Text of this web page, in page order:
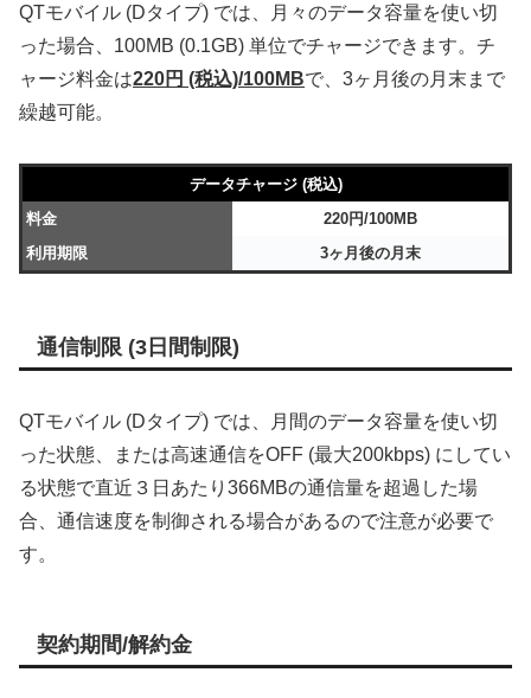
QTモバイル (Dタイプ) では、月々のデータ容量を使い切
った場合、100MB (0.1GB) 単位でチャージできます。チ
ャージ料金は220円 (税込)/100MBで、3ヶ月後の月末まで
繰越可能。
データチャージ (税込)
料金
220円/100MB
利用期限
3ヶ月後の月末
通信制限 (3日間制限)
QTモバイル (Dタイプ) では、月間のデータ容量を使い切
った状態、または高速通信をOFF (最大200kbps) にしてい
る状態で直近３日あたり366MBの通信量を超過した場
合、通信速度を制御される場合があるので注意が必要で
す。
契約期間/解約金